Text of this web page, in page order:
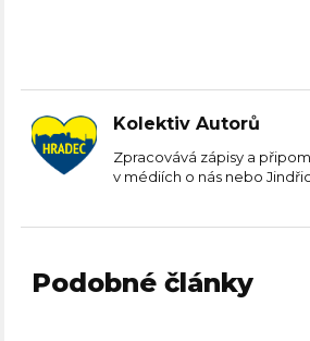
Kolektiv Autorů
Zpracovává zápisy a
v médiích o nás nebo
Podobné články